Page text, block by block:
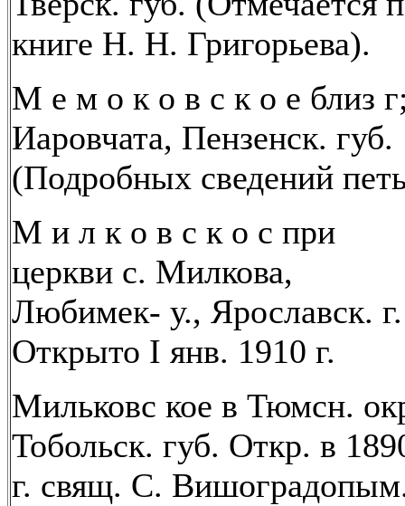
книге Н. Н. Григорьева).
М е м о к о в с к о е близ
Иаровчата, Пензенск. губ.
(Подробных сведений
М и л к о в с к о с при
церкви с. Милкова,
Любимек- у., Ярославск. г.
Открыто I янв. 1910 г.
Мильковс кое в Тюмсн.
Тобольск. губ. Откр. в
г. свящ. С.